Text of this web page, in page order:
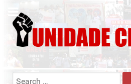
Search